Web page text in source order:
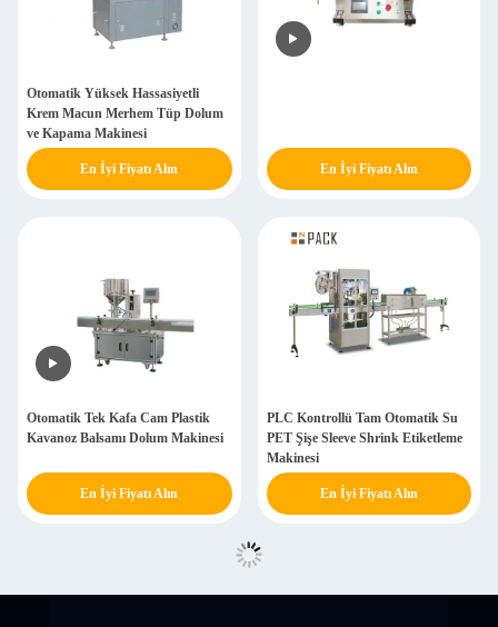
Otomatik Yüksek Hassasiyetli
Krem Macun Merhem Tüp Dolum
ve Kapama Makinesi
En İyi Fiyatı Alın En İyi Fiyatı Alın
Otomatik Tek Kafa Cam Plastik
Kavanoz Balsamı Dolum Makinesi
En İyi Fiyatı Alın
PLC Kontrollü Tam Otomatik Su
PET Şişe Sleeve Shrink Etiketleme
Makinesi
En İyi Fiyatı Alın